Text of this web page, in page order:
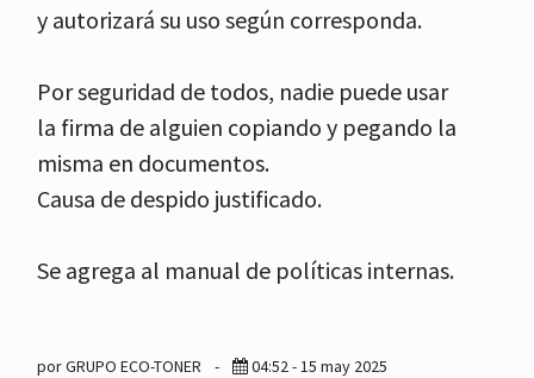
y autorizará su uso según corresponda.
Por seguridad de todos, nadie puede usar
la firma de alguien copiando y pegando la
misma en documentos.
Causa de despido justificado.
Se agrega al manual de políticas internas.
por GRUPO ECO-TONER - 04:52 - 15 may 2025